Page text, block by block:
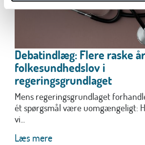
Debatindlæg: Flere raske
folkesundhedslov i
regeringsgrundlaget
Mens regeringsgrundlaget
ét spørgsmål være uomgængeligt:
vi...
Læs mere